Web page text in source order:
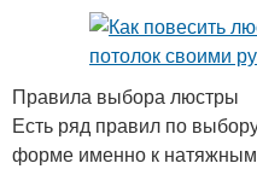
Правила выбора люстры
Есть ряд правил по
форме именно к